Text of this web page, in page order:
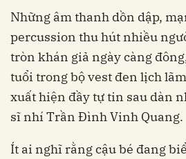
Những âm thanh dồn dập,
percussion thu hút nhiều
tròn khán giả ngày càng
tuổi trong bộ vest đen lịch
xuất hiện đầy tự tin sau dàn
sĩ nhí Trần Đình Vinh Quang.
Ít ai nghĩ rằng cậu bé đang